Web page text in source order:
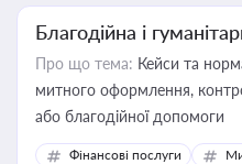
Благодійна і
Про що тема: Кейси та
митного оформлення,
або благодійної допомоги
Фінансові послуги